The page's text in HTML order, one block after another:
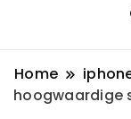
Home
hoogwaardige